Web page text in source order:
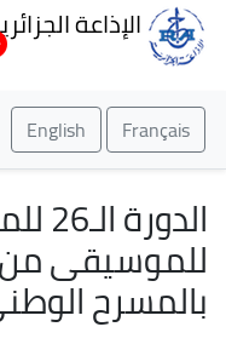
الإذاعة الجزائرية
Français
English
بالمسرح